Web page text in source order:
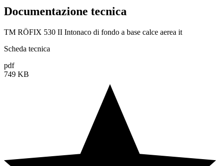
Documentazione tecnica
TM RÖFIX 530 II Intonaco di fondo a base calce aerea it
Scheda tecnica
pdf
749 KB